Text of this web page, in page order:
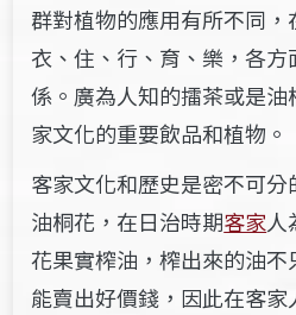
群對植物的應用有所不同，
衣、住、行、育、樂，各
係。廣為人知的擂茶或是
家文化的重要飲品和植物。
客家文化和歷史是密不可
油桐花，在日治時期客家
花果實榨油，榨出來的油
能賣出好價錢，因此在客